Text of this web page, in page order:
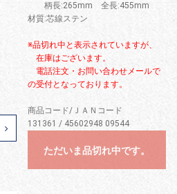
柄長:265mm 全長:455mm
材質:芯線ステン
※品切れ中と表示されていますが、
在庫はございます。
電話注文・お問い合わせメールで
の受付となっております。
商品コード/ＪＡＮコード
131361 / 45602948 09544
ただいま品切れ中です。